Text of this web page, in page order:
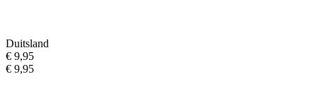
Duitsland
€ 9,95
€ 9,95